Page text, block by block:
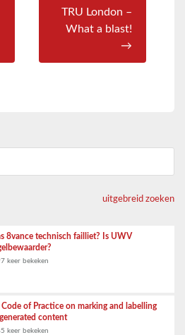
TRU London –
What a blast!
→
uitgebreid zoeken
8vance technisch failliet? Is UWV
keer bekeken
Code of Practice on marking and labelling
content
keer bekeken